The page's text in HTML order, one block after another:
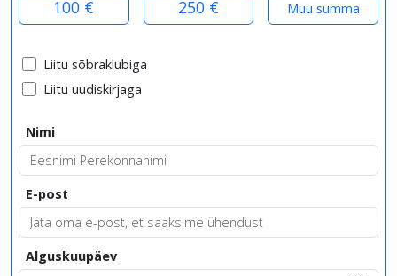
100 € 250 €
Liitu sõbraklubiga
Liitu uudiskirjaga
Nimi
E-post
Alguskuupäev